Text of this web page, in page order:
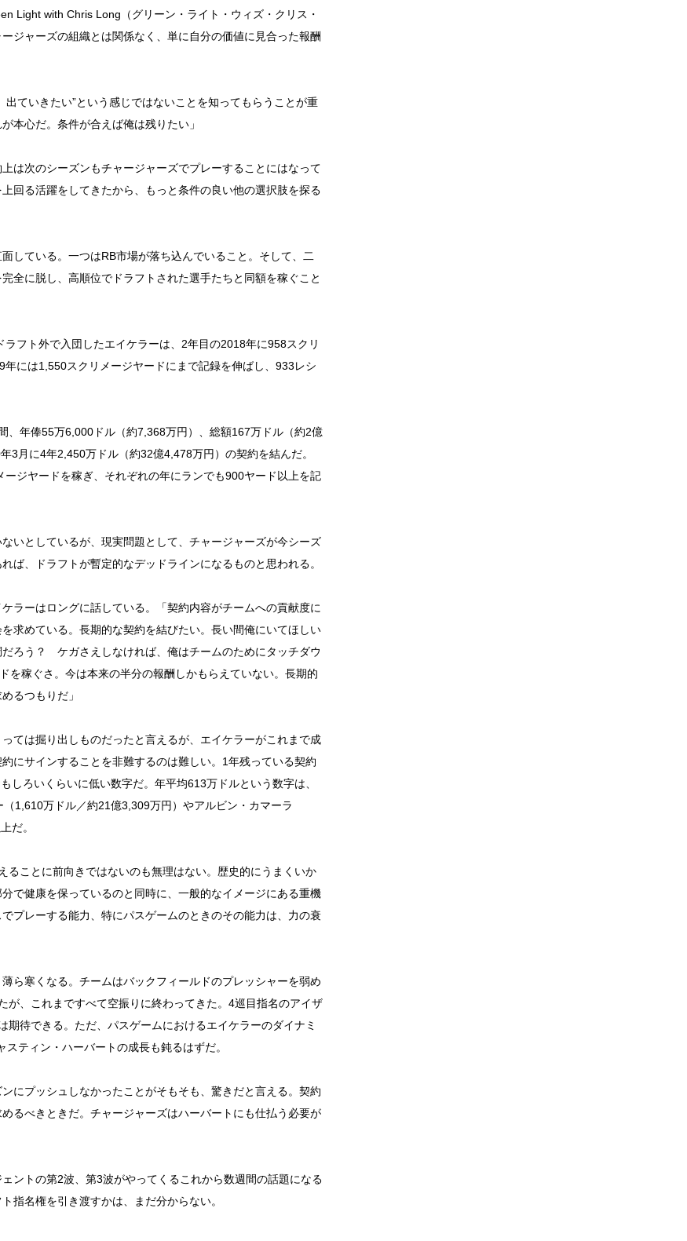
Light with Chris Long（グリーン・ライト・ウィズ・クリス・
ジャーズの組織とは関係なく、単に自分の価値に見合った報酬
出ていきたい”という感じではないことを知ってもらうことが重
本心だ。条件が合えば俺は残りたい」
は次のシーズンもチャージャーズでプレーすることにはなって
回る活躍をしてきたから、もっと条件の良い他の選択肢を探る
している。一つはRB市場が落ち込んでいること。そして、二
全に脱し、高順位でドラフトされた選手たちと同額を稼ぐこと
フト外で入団したエイケラーは、2年目の2018年に958スクリ
には1,550スクリメージヤードにまで記録を伸ばし、933レシ
、年俸55万6,000ドル（約7,368万円）、総額167万ドル（約2億
3月に4年2,450万ドル（約32億4,478万円）の契約を結んだ。
ジヤードを稼ぎ、それぞれの年にランでも900ヤード以上を記
いとしているが、現実問題として、チャージャーズが今シーズ
ば、ドラフトが暫定的なデッドラインになるものと思われる。
ラーはロングに話している。「契約内容がチームへの貢献度に
求めている。長期的な契約を結びたい。長い間俺にいてほしい
ろう？ ケガさえしなければ、俺はチームのためにタッチダウ
を稼ぐさ。今は本来の半分の報酬しかもらえていない。長期的
るつもりだ」
ては掘り出しものだったと言えるが、エイケラーがこれまで成
にサインすることを非難するのは難しい。1年残っている契約
ろいくらいに低い数字だ。年平均613万ドルという数字は、
1,610万ドル／約21億3,309万円）やアルビン・カマーラ
だ。
ことに前向きではないのも無理はない。歴史的にうまくいか
で健康を保っているのと同時に、一般的なイメージにある重機
プレーする能力、特にパスゲームのときのその能力は、力の衰
ら寒くなる。チームはバックフィールドのプレッシャーを弱め
が、これまですべて空振りに終わってきた。4巡目指名のアイザ
待できる。ただ、パスゲームにおけるエイケラーのダイナミ
ティン・ハーバートの成長も鈍るはずだ。
にプッシュしなかったことがそもそも、驚きだと言える。契約
るべきときだ。チャージャーズはハーバートにも仕払う必要が
ントの第2波、第3波がやってくるこれから数週間の話題になる
指名権を引き渡すかは、まだ分からない。